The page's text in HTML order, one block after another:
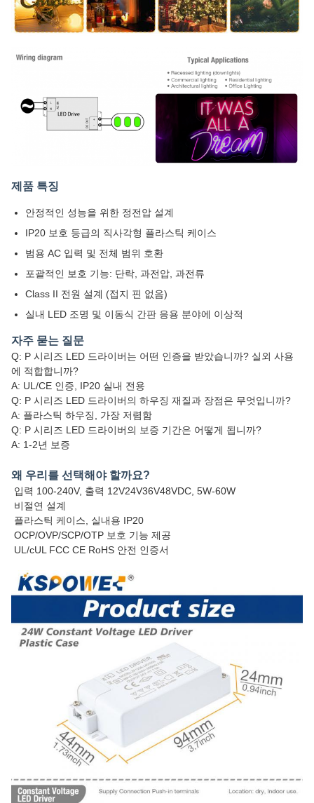
제품 특징
안정적인 성능을 위한 정전압 설계
IP20 보호 등급의 직사각형 플라스틱 케이스
범용 AC 입력 및 전체 범위 호환
포괄적인 보호 기능: 단락, 과전압, 과전류
Class II 전원 설계 (접지 핀 없음)
실내 LED 조명 및 이동식 간판 응용 분야에 이상적
자주 묻는 질문
Q: P 시리즈 LED 드라이버는 어떤 인증을 받았습니까? 실외 사용
에 적합합니까?
A: UL/CE 인증, IP20 실내 전용
Q: P 시리즈 LED 드라이버의 하우징 재질과 장점은 무엇입니까?
A: 플라스틱 하우징, 가장 저렴함
Q: P 시리즈 LED 드라이버의 보증 기간은 어떻게 됩니까?
A: 1-2년 보증
왜 우리를 선택해야 할까요?
입력 100-240V, 출력 12V24V36V48VDC, 5W-60W
비절연 설계
플라스틱 케이스, 실내용 IP20
OCP/OVP/SCP/OTP 보호 기능 제공
UL/cUL FCC CE RoHS 안전 인증서